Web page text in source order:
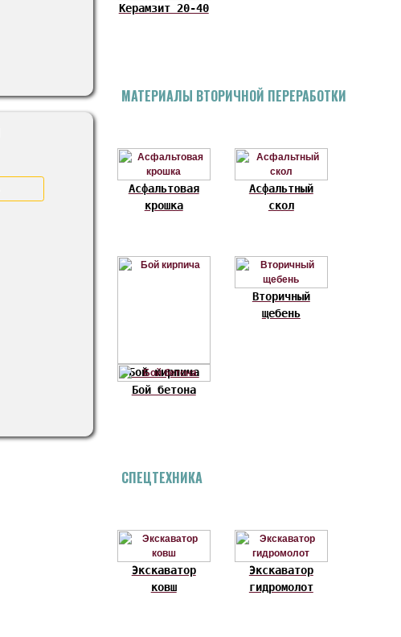
Керамзит 20-40
МАТЕРИАЛЫ ВТОРИЧНОЙ ПЕРЕРАБОТКИ
Асфальтовая
крошка
Асфальтный
скол
Бой кирпича
Вторичный
щебень
Бой бетона
СПЕЦТЕХНИКА
Экскаватор
ковш
Экскаватор
гидромолот